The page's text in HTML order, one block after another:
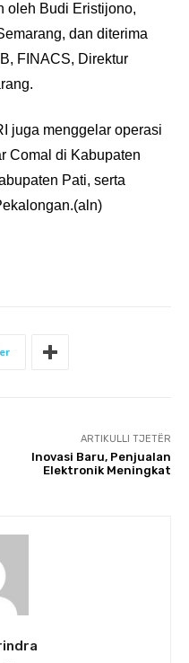
oleh Budi Eristijono,
dan diterima
FINACS, Direktur
juga menggelar operasi
Comal di Kabupaten
Pati, serta
ARTIKULLI TJETËR
Inovasi Baru, Penjualan
Elektronik Meningkat